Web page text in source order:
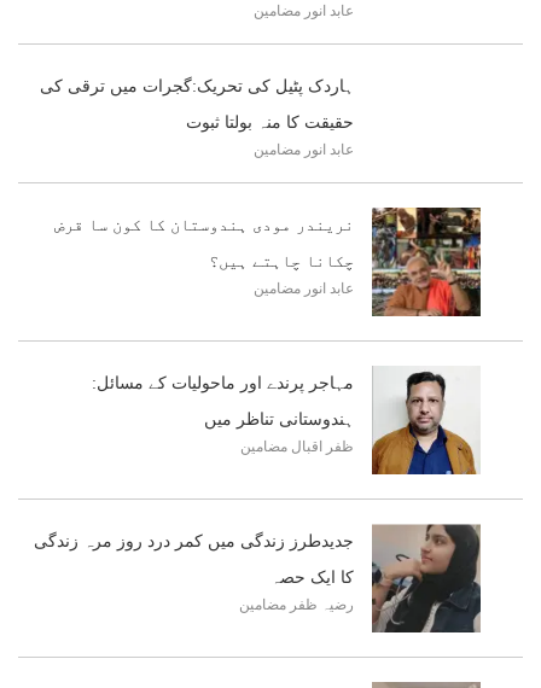
عابد انور مضامین
ہاردک پٹیل کی تحریک:گجرات میں ترقی کی
حقیقت کا منہ بولتا ثبوت
عابد انور مضامین
نریندر مودی ہندوستان کا کون سا قرض
چکانا چاہتے ہیں؟
عابد انور مضامین
مہاجر پرندے اور ماحولیات کے مسائل:
ہندوستانی تناظر میں
ظفر اقبال مضامین
جدیدطرز زندگی میں کمر درد روز مرہ زندگی
کا ایک حصہ
رضیہ ظفر مضامین